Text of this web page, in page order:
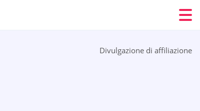
Divulgazione di affiliazione